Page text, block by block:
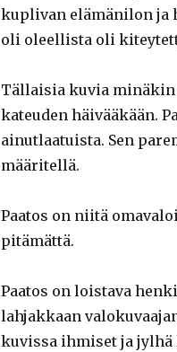
kuplivan elämänilon ja
oli oleellista oli
Tällaisia kuvia minäkin
kateuden häivääkään.
ainutlaatuista. Sen
määritellä.
Paatos on niitä
pitämättä.
Paatos on loistava
lahjakkaan
kuvissa ihmiset ja jylhä